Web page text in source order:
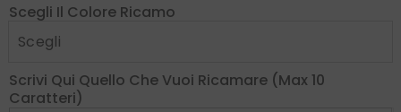
Scegli Il Colore Ricamo
Scrivi Qui Quello Che Vuoi Ricamare (max 10
Caratteri)